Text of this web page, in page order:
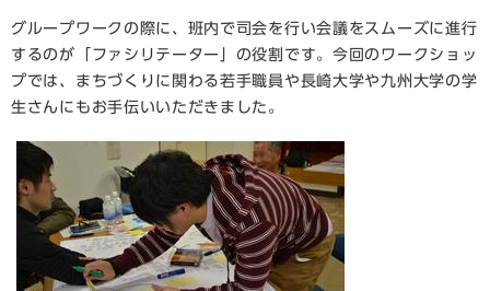
グループワークの際に、班内で司会を行い会議をスムーズに進行
するのが「ファシリテーター」の役割です。今回のワークショッ
プでは、まちづくりに関わる若手職員や長崎大学や九州大学の学
生さんにもお手伝いいただきました。